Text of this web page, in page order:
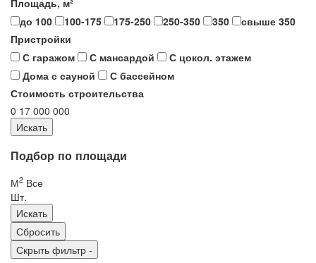
до 100
100-175 175-250 250-350 350
свыше 350
Пристройки
С гаражом
С мансардой
С цокол. этажем
Дома с сауной
С бассейном
Стоимость строительства
0 17 000 000
Подбор по площади
М2 Все
Шт.
Скрыть фильтр -